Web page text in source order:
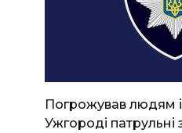
Погрожував людям
Ужгороді патрульні